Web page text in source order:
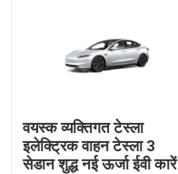
वयस्क व्यक्तिगत टेस्ला
इलेक्ट्रिक वाहन टेस्ला 3
सेडान शुद्ध नई ऊर्जा ईवी कारें